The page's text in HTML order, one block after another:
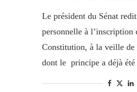
Le président du Sénat
personnelle à
Constitution, à la veille de
dont le principe a déjà